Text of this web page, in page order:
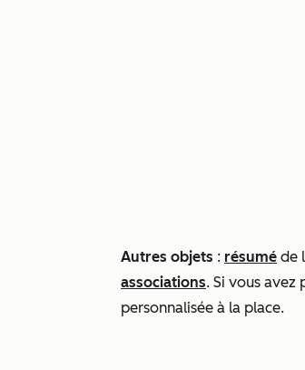
Autres objets : résumé de
associations. Si vous avez
personnalisée à la place.